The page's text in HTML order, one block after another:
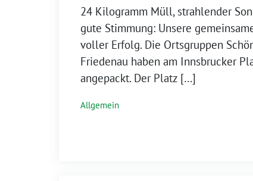
24 Kilogramm Müll, strahlender
gute Stimmung: Unsere
voller Erfolg. Die Ortsgruppen
Friedenau haben am Innsbrucker
angepackt. Der Platz […]
Allgemein